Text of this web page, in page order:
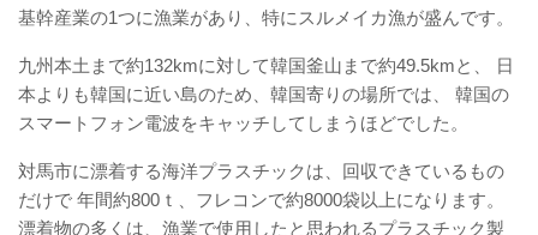
基幹産業の1つに漁業があり、特にスルメイカ漁が盛んです。
九州本土まで約132kmに対して韓国釜山まで約49.5kmと、 日
本よりも韓国に近い島のため、韓国寄りの場所では、 韓国の
スマートフォン電波をキャッチしてしまうほどでした。
対馬市に漂着する海洋プラスチックは、回収できているもの
だけで 年間約800ｔ、フレコンで約8000袋以上になります。
漂着物の多くは、漁業で使用したと思われるプラスチック製